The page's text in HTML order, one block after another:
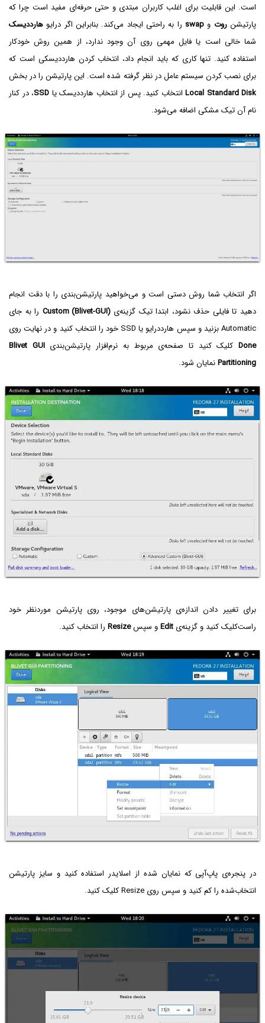
است. این قابلیت برای اغلب کاربران مبتدی و حتی حرفه‌ای مفید است چرا که
پارتیشنروت و swap را به راحتی ایجاد می‌کند. بنابراین اگر درایو هارددیسک
شما خالی است یا فایل مهمی روی آن وجود ندارد، از همین روش خودکار
استفاده کنید. تنها کاری که باید انجام داد، انتخاب کردن هارددیسکی است که
برای نصب کردن سیستم عامل در نظر گرفته شده است. این پارتیشن را در بخش
Local Standard Disk انتخاب کنید. پس از انتخاب هارددیسک یا SSD، در کنار
نام آن تیک مشکی اضافه می‌شود.
اگر انتخاب شما روش دستی است و می‌خواهید پارتیشن‌بندی را با دقت انجام
دهید تا فایلی حذف نشود، ابتدا تیک گزینه‌یCustom (Blivet-GUI) را به جای
Automatic بزنید و سپس هارددرایو یا SSD خود را انتخاب کنید و در نهایت روی
Done‌کلیک کنید تا صفحه‌ی مربوط به نرم‌افزار پارتیشن‌بندیBlivet GUI
Partitioningنمایان شود.
برای تغییر دادن اندازه‌ی پارتیشن‌های موجود، روی پارتیشن موردنظر خود
راست‌کلیک کنید و گزینه‌ی Editو سپسResize را انتخاب کنید.
در پنجره‌ی پاپ‌آپی که نمایان شده از اسلایدر استفاده کنید و سایز پارتیشن
انتخاب‌شده را کم کنید و سپس روی Resize کلیک کنید.